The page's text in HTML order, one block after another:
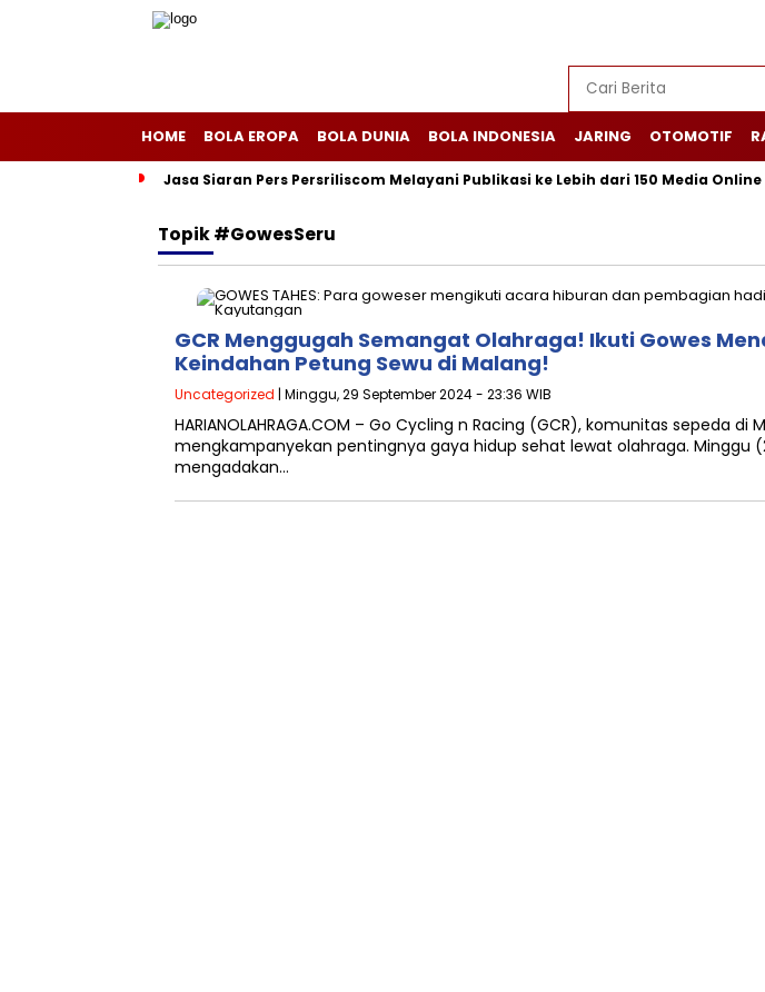
HOME BOLA EROPA BOLA DUNIA BOLA INDONESIA JARING OTOMOTIF
Jasa Siaran Pers Persriliscom Melayani Publikasi ke Lebih dari 150 Media
Topik#GowesSeru
GCR Menggugah Semangat Olahraga! Ikuti Gowes
Keindahan Petung Sewu di Malang!
Uncategorized | Minggu, 29 September 2024 - 23:36 WIB
HARIANOLAHRAGA.COM – Go Cycling n Racing (GCR), komunitas sepeda di
mengkampanyekan pentingnya gaya hidup sehat lewat olahraga. Minggu
mengadakan…